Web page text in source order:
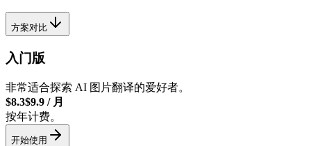
方案对比
入门版
非常适合探索 AI 图片翻译的爱好者。
$8.3$9.9 / 月
按年计费。
开始使用